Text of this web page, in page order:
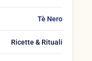
Tè Nero
Ricette & Rituali